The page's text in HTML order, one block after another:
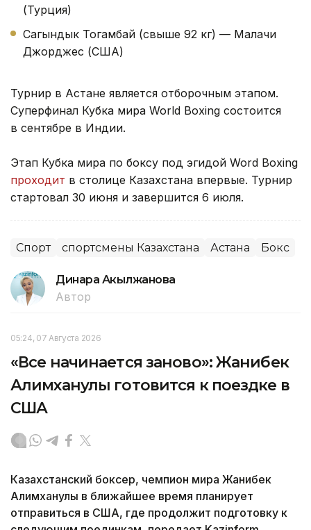
(Турция)
Сагындык Тогамбай (свыше 92 кг) — Малачи
Джорджес (США)
Турнир в Астане является отборочным этапом.
Суперфинал Кубка мира World Boxing состоится
в сентябре в Индии.
Этап Кубка мира по боксу под эгидой Word Boxing
проходит в столице Казахстана впервые. Турнир
стартовал 30 июня и завершится 6 июля.
Спорт спортсмены Казахстана Астана Бокс
Динара Акылжанова
Автор
05:24, 07 Августа 2026
«Все начинается заново»: Жанибек
Алимханулы готовится к поездке в
США
Казахстанский боксер, чемпион мира Жанибек
Алимханулы в ближайшее время планирует
отправиться в США, где продолжит подготовку к